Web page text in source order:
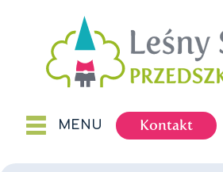
MENU Kontakt